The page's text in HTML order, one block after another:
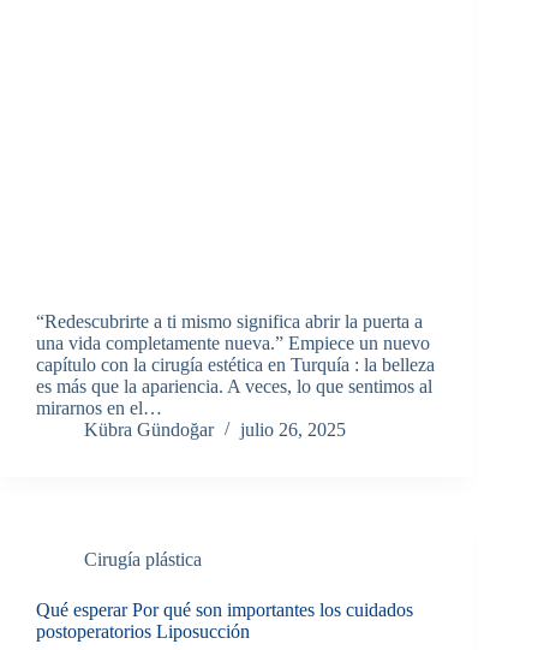
“Redescubrirte a ti mismo significa abrir la puerta a
una vida completamente nueva.” Empiece un nuevo
capítulo con la cirugía estética en Turquía : la belleza
es más que la apariencia. A veces, lo que sentimos al
mirarnos en el…
Kübra Gündoğar
julio 26, 2025
Cirugía plástica
Qué esperar Por qué son importantes los cuidados
postoperatorios Liposucción